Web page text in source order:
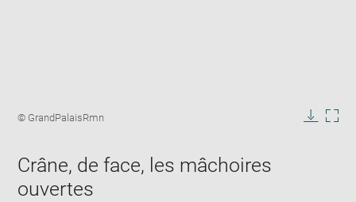
window
Image
© GrandPalaisRmn
Crâne, de face, les mâchoires
ouvertes